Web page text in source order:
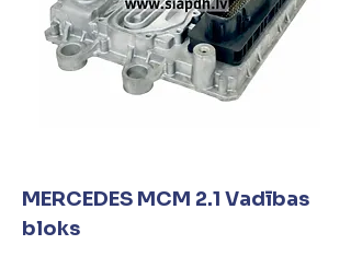
MERCEDES MCM 2.1 Vadības
bloks